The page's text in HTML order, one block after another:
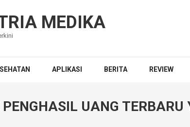
MEDIKA
APLIKASI BERITA REVIEW
UANG